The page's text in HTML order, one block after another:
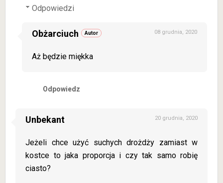
Odpowiedzi
Obżarciuch 08 grudnia, 2020
Aż będzie miękka
Odpowiedz
Unbekant 20 grudnia, 2020
Jeżeli chce użyć suchych drożdży zamiast w
kostce to jaka proporcja i czy tak samo robię
ciasto?